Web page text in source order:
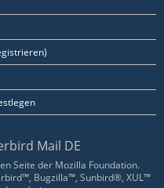
Mail DE
Seite der Mozilla Foundation.
Bugzilla™, Sunbird®, XUL™